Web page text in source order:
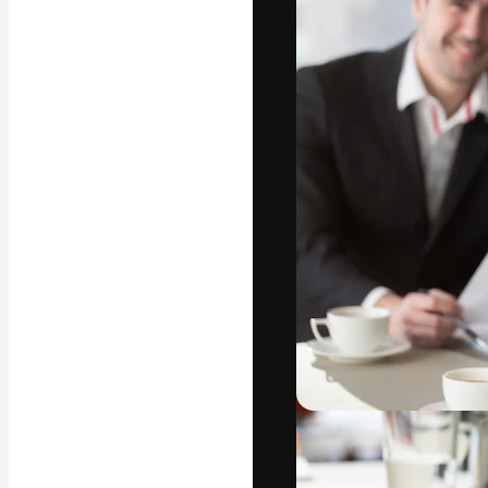
La
migliori lavori.
creativi,
Italiano
Copyright ©